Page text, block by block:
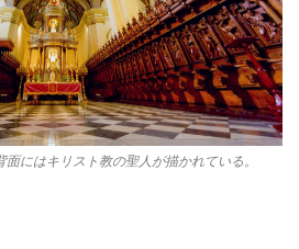
にはキリスト教の聖人が描かれている。